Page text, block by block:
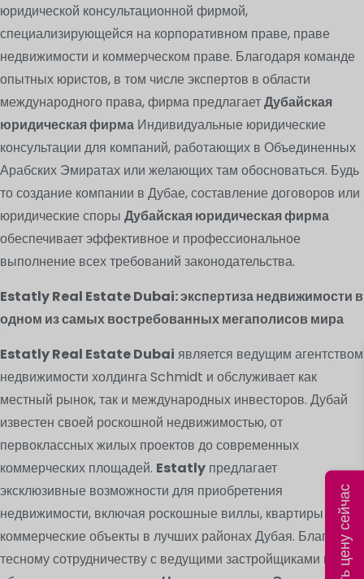
юридической консультационной фирмой,
специализирующейся на корпоративном праве, праве
недвижимости и коммерческом праве. Благодаря команде
опытных юристов, в том числе экспертов в области
международного права, фирма предлагаетДубайская
юридическая фирма Индивидуальные юридические
консультации для компаний, работающих в Объединенных
Арабских Эмиратах или желающих там обосноваться. Будь
то создание компании в Дубае, составление договоров или
юридические споры Дубайская юридическая фирма
обеспечивает эффективное и профессиональное
выполнение всех требований законодательства.
Estatly Real Estate Dubai: экспертиза недвижимости в
одном из самых востребованных мегаполисов мира
Estatly Real Estate Dubai является ведущим агентством
недвижимости холдинга Schmidt и обслуживает как
местный рынок, так и международных инвесторов. Дубай
известен своей роскошной недвижимостью, от
первоклассных жилых проектов до современных
коммерческих площадей. Estatly предлагает
эксклюзивные возможности для приобретения
недвижимости, включая роскошные виллы, квартиры и
коммерческие объекты в лучших районах Дубая. Благодаря
тесному сотрудничеству с ведущими застройщиками и